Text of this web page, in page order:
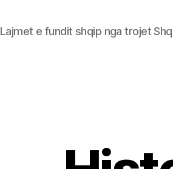
Lajmet e fundit shqip nga trojet